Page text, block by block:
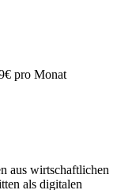
pro Monat
aus wirtschaftlichen
als digitalen